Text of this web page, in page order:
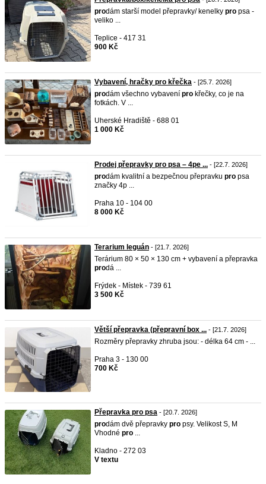
prodám starší model přepravky/ kenelky pro psa -
veliko ...
Teplice - 417 31
900 Kč
Vybavení, hračky pro křečka - [25.7. 2026]
prodám všechno vybavení pro křečky, co je na
fotkách. V ...
Uherské Hradiště - 688 01
1 000 Kč
Prodej přepravky pro psa – 4pe ... - [22.7. 2026]
prodám kvalitní a bezpečnou přepravku pro psa
značky 4p ...
Praha 10 - 104 00
8 000 Kč
Terarium leguán - [21.7. 2026]
Terárium 80 × 50 × 130 cm + vybavení a přepravka
prodá ...
Frýdek - Místek - 739 61
3 500 Kč
Větší přepravka (přepravní box ... - [21.7. 2026]
Rozměry přepravky zhruba jsou: - délka 64 cm - ...
Praha 3 - 130 00
700 Kč
Přepravka pro psa - [20.7. 2026]
prodám dvě přepravky pro psy. Velikost S, M
Vhodné pro ...
Kladno - 272 03
V textu